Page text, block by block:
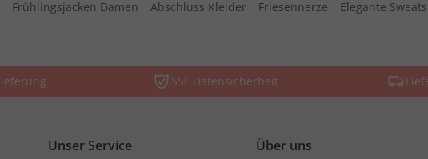
Frühlingsjacken Damen Abschluss Kleider Friesennerze
Elegante
SSL Datensicherheit
Unser Service Über uns